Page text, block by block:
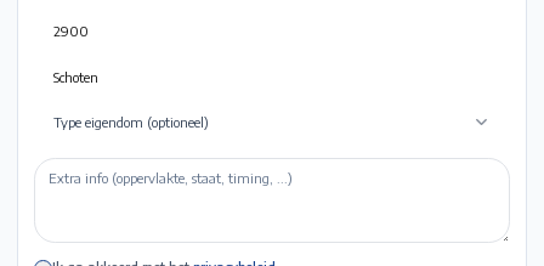
Type eigendom (optioneel)